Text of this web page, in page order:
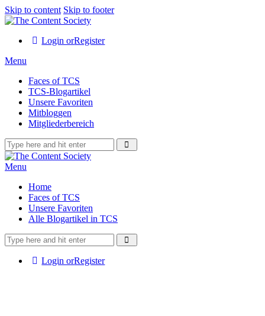
Skip to content Skip to footer
Login orRegister
Menu
Faces of TCS
TCS-Blogartikel
Unsere Favoriten
Mitbloggen
Mitgliederbereich
Menu
Home
Faces of TCS
Unsere Favoriten
Alle Blogartikel in TCS
Login orRegister